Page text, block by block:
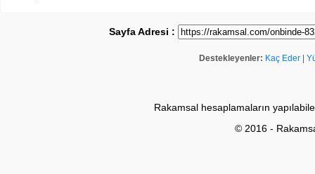
Sayfa Adresi :
Destekleyenler: Kaç Eder
Rakamsal hesaplamaların
© 2016 -